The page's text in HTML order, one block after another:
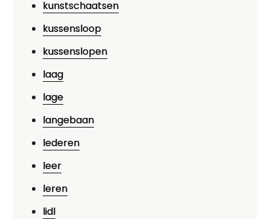
kunstschaatsen
kussensloop
kussenslopen
laag
lage
langebaan
lederen
leer
leren
lidl